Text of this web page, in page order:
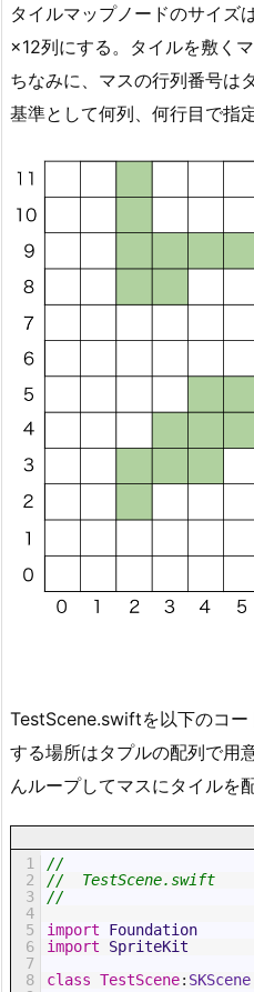
タイルマップノードのサイズ
×12列にする。タイルを敷く
ちなみに、マスの行列番号は
基準として何列、何行目で指定
TestScene.swiftを以下のコー
する場所はタプルの配列で用
んループしてマスにタイルを
1
2
3
4
5
6
7
8
//
//  TestScene.swift
//
import
Foundation
import
SpriteKit
class TestScene: SKScene